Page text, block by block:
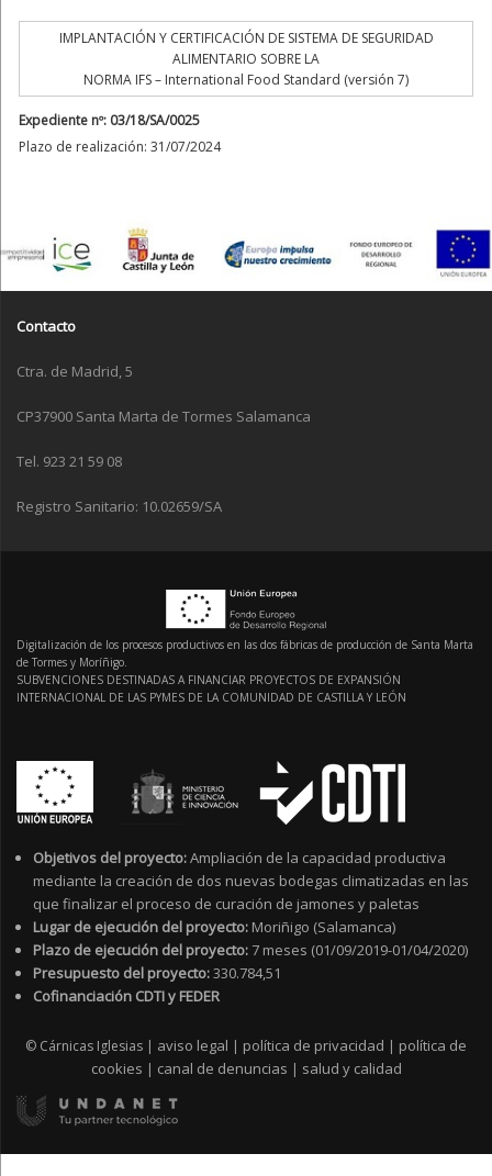
IMPLANTACIÓN Y CERTIFICACIÓN DE SISTEMA DE SEGURIDAD
ALIMENTARIO SOBRE LA
NORMA IFS – International Food Standard (versión 7)
Expediente nº: 03/18/SA/0025
Plazo de realización: 31/07/2024
Contacto
Ctra. de Madrid, 5
CP37900 Santa Marta de Tormes Salamanca
Tel. 923 21 59 08
Registro Sanitario: 10.02659/SA
Digitalización de los procesos productivos en las dos fábricas de producción de Santa Marta
de Tormes y Moríñigo.
SUBVENCIONES DESTINADAS A FINANCIAR PROYECTOS DE EXPANSIÓN
INTERNACIONAL DE LAS PYMES DE LA COMUNIDAD DE CASTILLA Y LEÓN
Objetivos del proyecto:Ampliación de la capacidad productiva
mediante la creación de dos nuevas bodegas climatizadas en las
que finalizar el proceso de curación de jamones y paletas
Lugar de ejecución del proyecto: Moriñigo (Salamanca)
Plazo de ejecución del proyecto:7 meses (01/09/2019-01/04/2020)
Presupuesto del proyecto:330.784,51
Cofinanciación CDTI y FEDER
© Cárnicas Iglesias | aviso legal | política de privacidad | política de
cookies | canal de denuncias | salud y calidad